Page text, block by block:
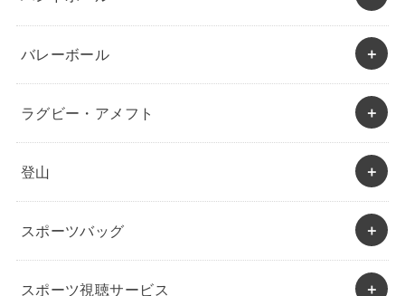
バレーボール
ラグビー・アメフト
登山
スポーツバッグ
スポーツ視聴サービス